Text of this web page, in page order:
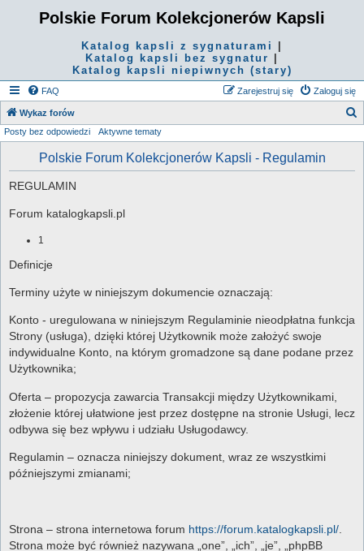
Polskie Forum Kolekcjonerów Kapsli
Katalog kapsli z sygnaturami
Katalog kapsli bez sygnatur
Katalog kapsli niepiwnych (stary)
FAQ Zaloguj się
Zarejestruj się
Wykaz forów
Posty bez odpowiedzi Aktywne tematy
Polskie Forum Kolekcjonerów Kapsli - Regulamin
REGULAMIN
Forum katalogkapsli.pl
1
Definicje
Terminy użyte w niniejszym dokumencie oznaczają:
Konto - uregulowana w niniejszym Regulaminie nieodpłatna funkcja
Strony (usługa), dzięki której Użytkownik może założyć swoje
indywidualne Konto, na którym gromadzone są dane podane przez
Użytkownika;
Oferta – propozycja zawarcia Transakcji między Użytkownikami,
złożenie której ułatwione jest przez dostępne na stronie Usługi, lecz
odbywa się bez wpływu i udziału Usługodawcy.
Regulamin – oznacza niniejszy dokument, wraz ze wszystkimi
późniejszymi zmianami;
Strona – strona internetowa forum https://forum.katalogkapsli.pl/
Strona może być również nazywana „one”, „ich”, „je”, „phpBB